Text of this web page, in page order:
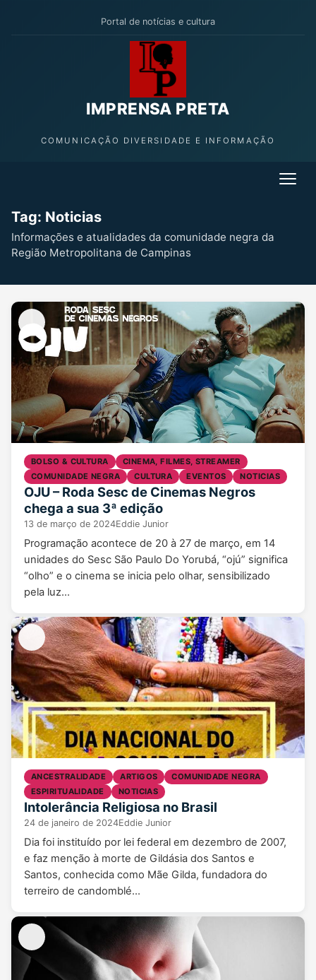
Portal de notícias e cultura
IMPRENSA PRETA
COMUNICAÇÃO DIVERSIDADE E INFORMAÇÃO
Tag: Noticias
Informações e atualidades da comunidade negra da
Região Metropolitana de Campinas
BOLSO & CULTURA
CINEMA, FILMES, STREAMER
COMUNIDADE NEGRA
CULTURA EVENTOS NOTICIAS
OJU – Roda Sesc de Cinemas Negros
chega a sua 3ª edição
13 de março de 2024Eddie Junior
Programação acontece de 20 à 27 de março, em 14
unidades do Sesc São Paulo Do Yorubá, “ojú” significa
“olho” e o cinema se inicia pelo olhar, sensibilizado
pela luz…
ANCESTRALIDADE ARTIGOS
COMUNIDADE NEGRA
ESPIRITUALIDADE
NOTICIAS
Intolerância Religiosa no Brasil
24 de janeiro de 2024Eddie Junior
Dia foi instituído por lei federal em dezembro de 2007,
e faz menção à morte de Gildásia dos Santos e
Santos, conhecida como Mãe Gilda, fundadora do
terreiro de candomblé…